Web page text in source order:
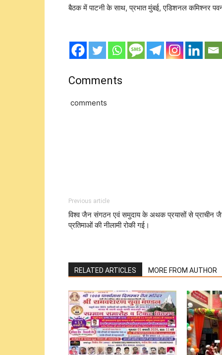
बैठक में पाटनी के साथ, प्रभात मुंबई, एडिशनल कमिश्नर
Comments
comments
Previous article
विश्व जैन संगठन एवं समुदाय के अथक प्रयासों से प्राचीन
प्रतिमाओं की नीलामी रोकी गई।
RELATED ARTICLES MORE FROM AUTHOR